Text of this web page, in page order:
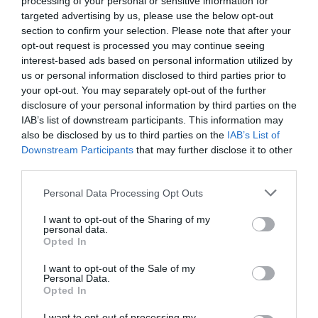
targeted advertising by us, please use the below opt-out
section to confirm your selection. Please note that after your
opt-out request is processed you may continue seeing
interest-based ads based on personal information utilized by
us or personal information disclosed to third parties prior to
your opt-out. You may separately opt-out of the further
disclosure of your personal information by third parties on the
IAB’s list of downstream participants. This information may
also be disclosed by us to third parties on the IAB’s List of
Downstream Participants that may further disclose it to other
Personal Data Processing Opt Outs
I want to opt-out of the Sharing of my
personal data.
Opted In
I want to opt-out of the Sale of my
Personal Data.
Opted In
Negotiations are going according to plan
pic.twitter.com/c8Wfoksd2Q
— MAGA deserves everything they voted for (@nogg_the) June 11, 2026
Tega ne more storiti iz treh velikih razlogov. Prvi
razlog je, da Iranci pravijo, da je za lokalni
problem potrebna lokalna rešitev. Če se bodo
tleh GCC.
Gre tudi za vprašanje časa. To pomeni konec
bilijonov dolarjev državnega dolga, za katerega
morajo vsako leto porabiti bilijon dolarjev le za
obresti.